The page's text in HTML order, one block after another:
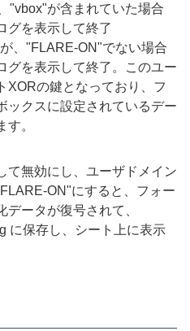
"vbox"が含まれていた場合
グを表示して終了
、"FLARE-ON"でない場合
グを表示して終了。このユー
XORの鍵となっており、フ
ックスに設定されているデー
す。
て無効にし、ユーザドメイン
ON"にすると、フォー
データが復号されて、
に保存し、シート上に表示